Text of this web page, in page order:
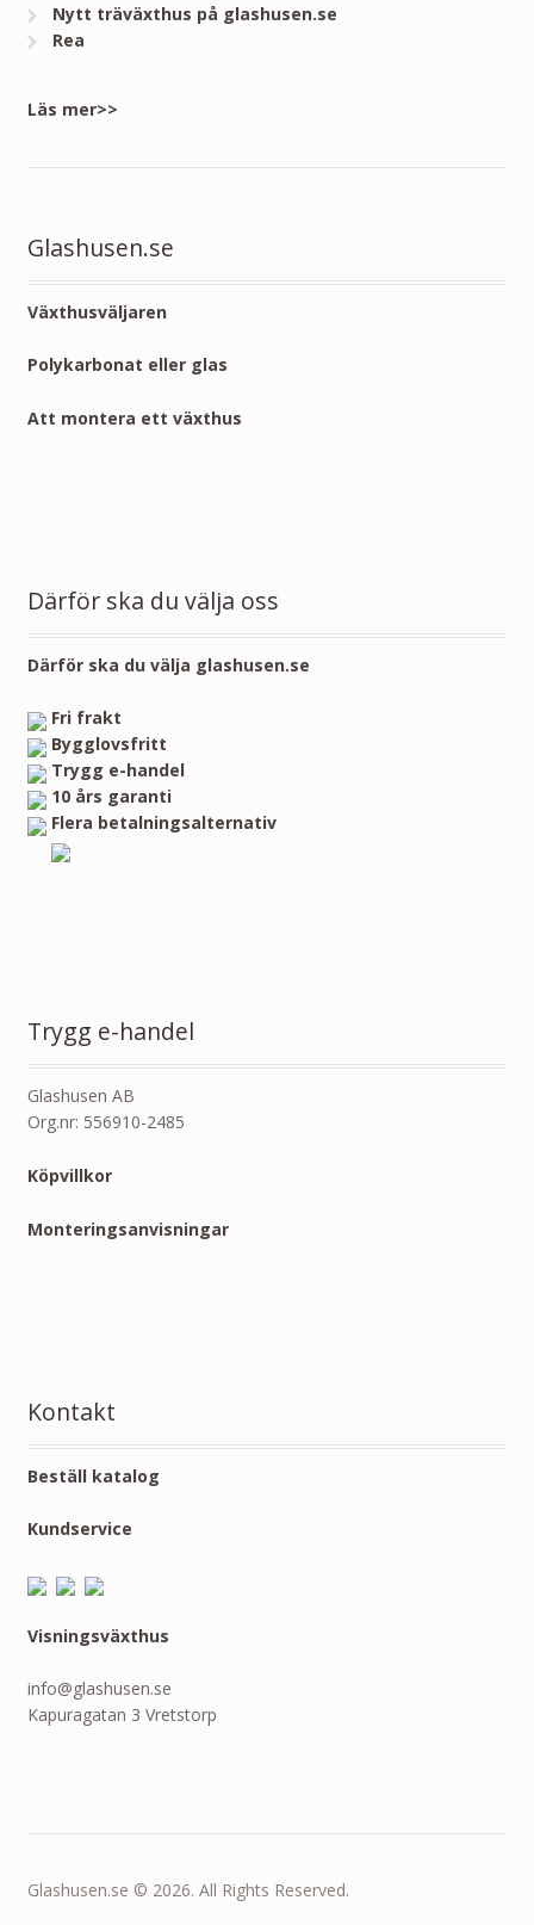
Nytt träväxthus på glashusen.se
Rea
Läs mer>>
Glashusen.se
Växthusväljaren
Polykarbonat eller glas
Att montera ett växthus
Därför ska du välja oss
Därför ska du välja glashusen.se
Fri frakt
Bygglovsfritt
Trygg e-handel
10 års garanti
Flera betalningsalternativ
Trygg e-handel
Glashusen AB
Org.nr: 556910-2485
Köpvillkor
Monteringsanvisningar
Kontakt
Beställ katalog
Kundservice
Visningsväxthus
info@glashusen.se
Kapuragatan 3 Vretstorp
Glashusen.se © 2026. All Rights Reserved.